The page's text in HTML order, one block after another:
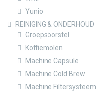
Yunio
REINIGING & ONDERHOUD
Groepsborstel
Koffiemolen
Machine Capsule
Machine Cold Brew
Machine Filtersysteem